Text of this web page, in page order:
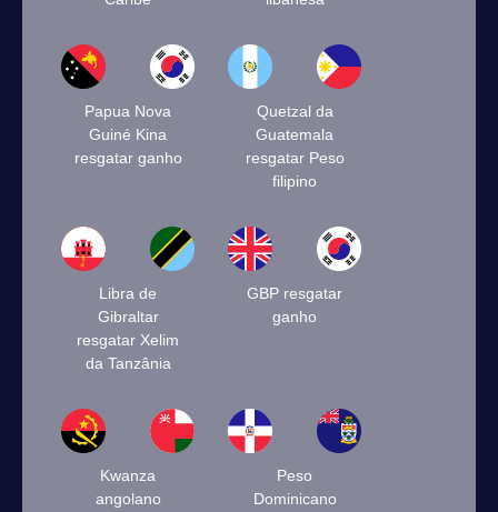
Papua Nova
Guiné Kina
resgatar ganho
Quetzal da
Guatemala
resgatar Peso
filipino
Libra de
Gibraltar
resgatar Xelim
da Tanzânia
GBP resgatar
ganho
Kwanza
angolano
Peso
Dominicano